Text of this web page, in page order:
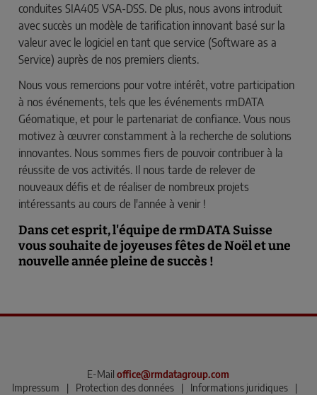
conduites SIA405 VSA-DSS. De plus, nous avons introduit
avec succès un modèle de tarification innovant basé sur la
valeur avec le logiciel en tant que service (Software as a
Service) auprès de nos premiers clients.
Nous vous remercions pour votre intérêt, votre participation
à nos événements, tels que les événements rmDATA
Géomatique, et pour le partenariat de confiance. Vous nous
motivez à œuvrer constamment à la recherche de solutions
innovantes. Nous sommes fiers de pouvoir contribuer à la
réussite de vos activités. Il nous tarde de relever de
nouveaux défis et de réaliser de nombreux projets
intéressants au cours de l'année à venir !
Dans cet esprit, l'équipe de rmDATA Suisse
vous souhaite de joyeuses fêtes de Noël et une
nouvelle année pleine de succès !
E-Mailoffice@rmdatagroup.com
Impressum
| Protection des données | Informations juridiques |